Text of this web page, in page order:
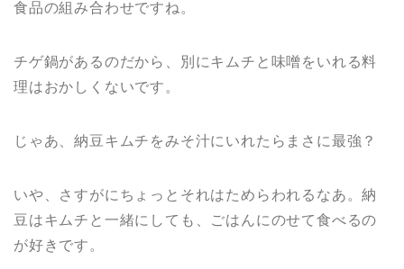
食品の組み合わせですね。
チゲ鍋があるのだから、別にキムチと味噌をいれる料
理はおかしくないです。
じゃあ、納豆キムチをみそ汁にいれたらまさに最強？
いや、さすがにちょっとそれはためらわれるなあ。納
豆はキムチと一緒にしても、ごはんにのせて食べるの
が好きです。